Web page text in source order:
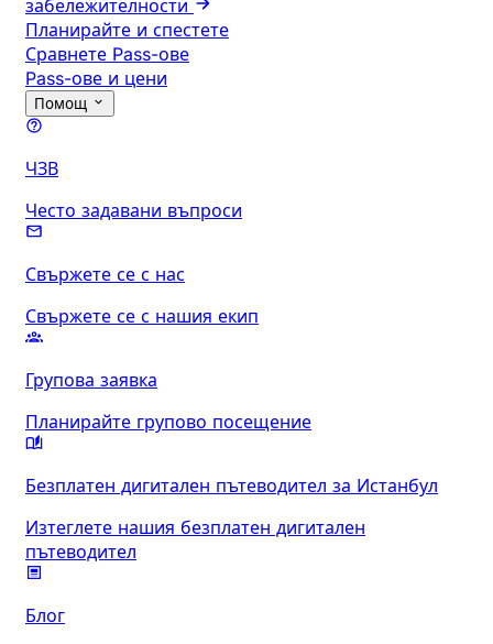
забележителности
Планирайте и спестете
Сравнете Pass-ове
Pass-ове и цени
Помощ
ЧЗВ
Често задавани въпроси
Свържете се с нас
Свържете се с нашия екип
Групова заявка
Планирайте групово посещение
Безплатен дигитален пътеводител за Истанбул
Изтеглете нашия безплатен дигитален
пътеводител
Блог